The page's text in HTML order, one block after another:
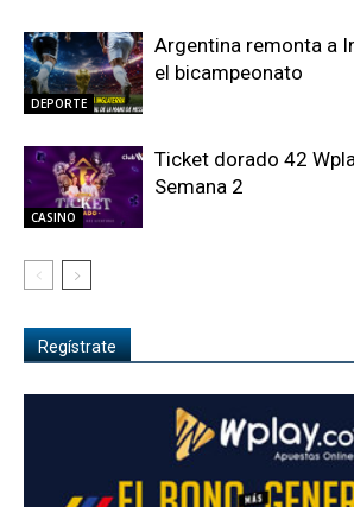
DEPORTE
Argentina remonta a
el bicampeonato
CASINO
Ticket dorado 42
Semana 2
Regístrate